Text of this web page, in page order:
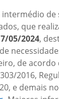
intermédio de
que
05/2024,
de
2016,
e demais